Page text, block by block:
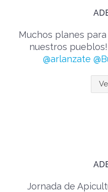
Muchos planes
nuestros
@arlanzate
Jornada de